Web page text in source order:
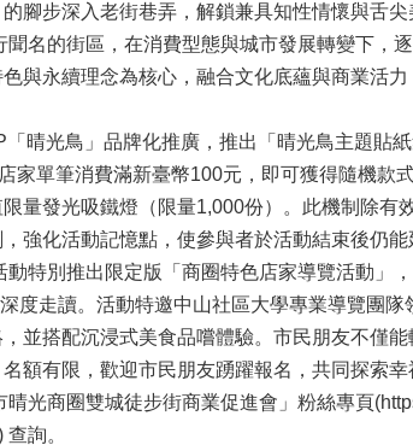
腳步深入老街巷弄，解鎖兼具知性情懷與舌
名的街區，在消費型態與城市發展轉變下，
與永續理念為核心，融合文化底蘊與商業活
晴光鳥」品牌化推廣，推出「晴光鳥主題貼
家單筆消費滿新臺幣100元，即可獲得隨機款
量發光吸鐵燈（限量1,000份）。此機制除
強化活動記憶點，使參與者於活動結束後仍
特別推出限定版「商圈特色店家導覽活動」
度走讀。活動特邀中山社區大學專業導覽團
並搭配沉浸式美食品嚐體驗。市民朋友不僅
額有限，歡迎市民朋友踴躍報名，共同探索幸
光商圈雙城徒步街商業促進會」粉絲專頁
詢。